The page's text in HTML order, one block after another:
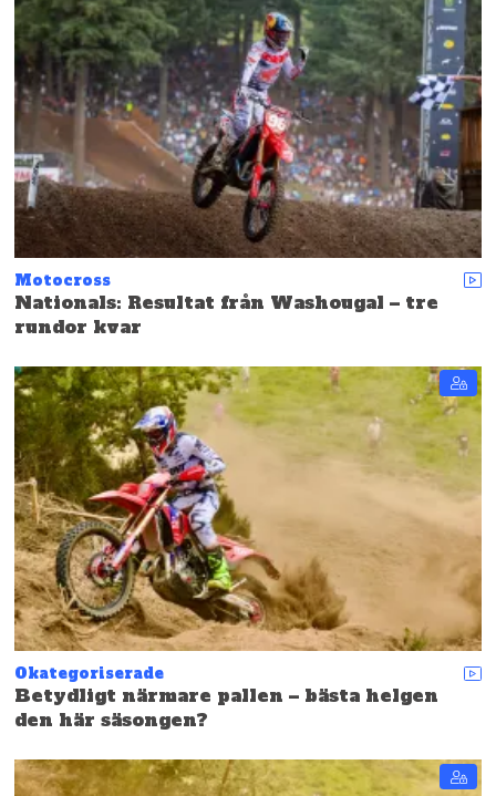
Motocross
Nationals: Resultat från Washougal – tre
rundor kvar
Okategoriserade
Betydligt närmare pallen – bästa helgen
den här säsongen?